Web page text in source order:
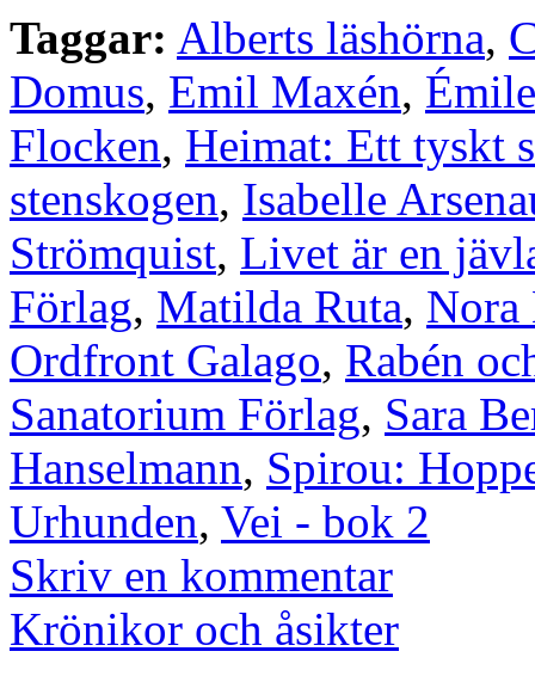
Taggar: Alberts läshörna,
Domus, Emil Maxén,
Flocken, Heimat: Ett tyskt
stenskogen, Isabelle
Strömquist, Livet är en
Förlag, Matilda Ruta, Nora
Ordfront Galago, Rabén
Sanatorium Förlag, Sara
Hanselmann, Spirou:
Urhunden, Vei - bok 2
Skriv en kommentar
Krönikor och åsikter